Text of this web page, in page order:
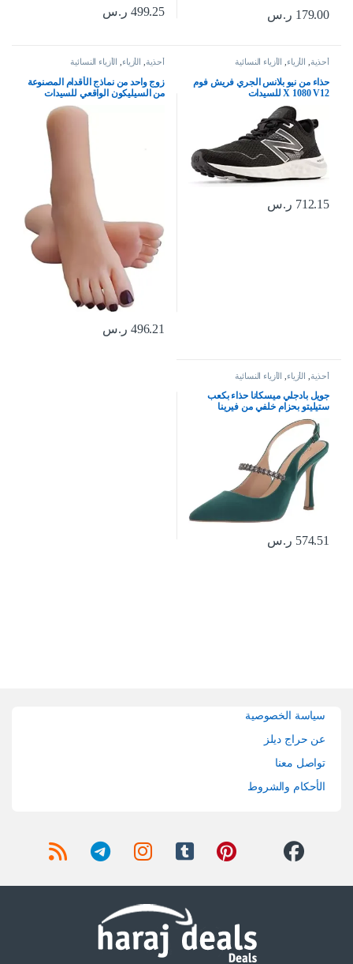
179.00 ر.س 499.25 ر.س
أحذية الأزياء الأزياء النسائية
حذاء من نيو بلانس الجري فريش فوم
X 1080 V12 للسيدات
712.15 ر.س
أحذية الأزياء الأزياء النسائية
زوج واحد من نماذج الأقدام المصنوعة
من السيليكون الواقعي للسيدات
البالغات لعرض صنادل المجوهرات
والرسم الفني (أظافر بورجوندي)،
496.21 ر.س
أحذية الأزياء الأزياء النسائية
جويل بادجلي ميسكانا حذاء بكعب
ستيليتو بحزام خلفي من فيرينا
574.51 ر.س
سياسة الخصوصية
عن حراج ديلز
تواصل معنا
الأحكام والشروط